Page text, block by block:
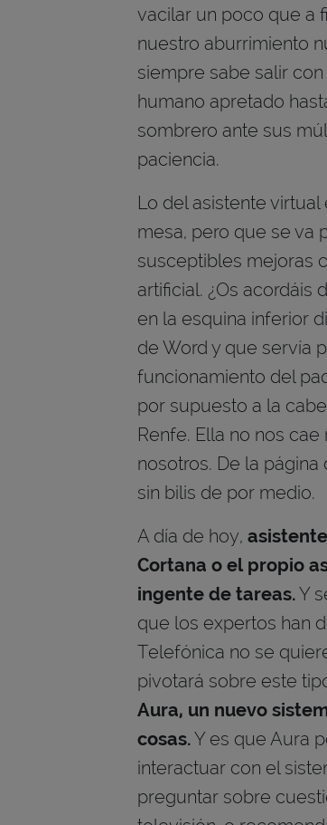
vacilar un poco que a
nuestro aburrimiento
siempre sabe salir
humano apretado
sombrero ante sus
paciencia.
Lo del asistente
mesa, pero que se va
susceptibles mejoras
artificial. ¿Os acordáis
en la esquina inferior
de Word y que servía
funcionamiento del
por supuesto a la
Renfe. Ella no nos
nosotros. De la
sin bilis de por medio.
A día de hoy,
Cortana o el propio
ingente de tareas.Y
que los expertos han
Telefónica no se
pivotará sobre este
Aura, un nuevo
cosas.Y es que Aura
interactuar con el
preguntar sobre